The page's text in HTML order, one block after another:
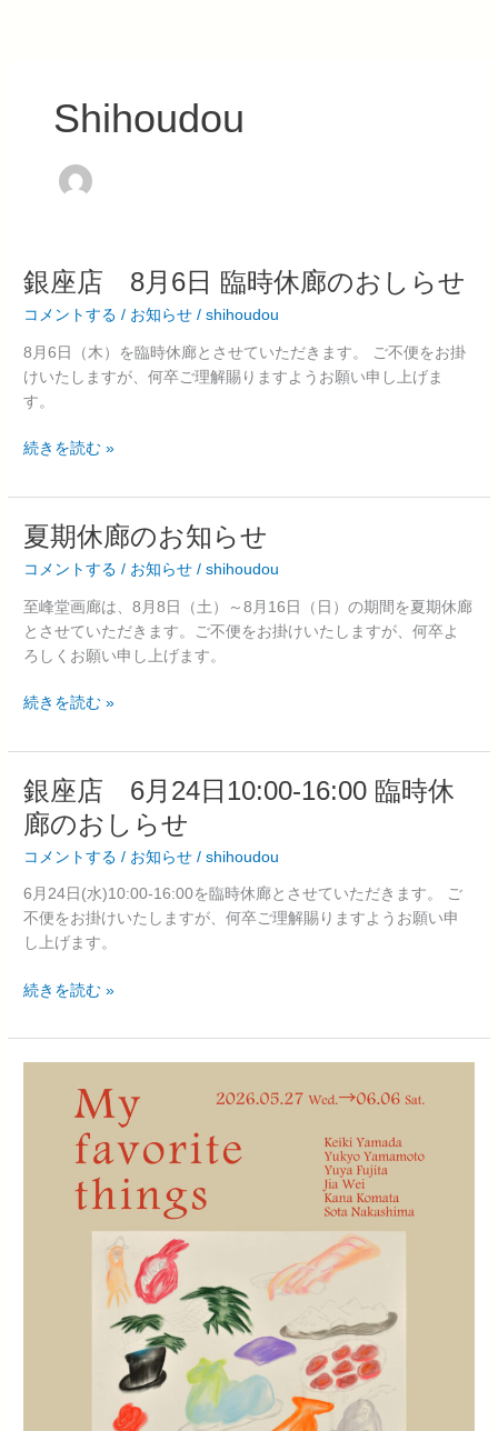
Shihoudou
銀座店 8月6日 臨時休廊のおしらせ
コメントする / お知らせ /shihoudou
8月6日（木）を臨時休廊とさせていただきます。 ご不便をお掛
けいたしますが、何卒ご理解賜りますようお願い申し上げま
す。
銀
店
8
月
6
臨
休
廊
の
お
ら
せ
続きを読む »
夏期休廊のお知らせ
コメントする / お知らせ /shihoudou
至峰堂画廊は、8月8日（土）～8月16日（日）の期間を夏期休廊
とさせていただきます。ご不便をお掛けいたしますが、何卒よ
ろしくお願い申し上げます。
夏
休
廊
の
お
ら
続きを読む »
銀座店 6月24日10:00-16:00 臨時休
廊のおしらせ
コメントする / お知らせ /shihoudou
6月24日(水)10:00-16:00を臨時休廊とさせていただきます。 ご
不便をお掛けいたしますが、何卒ご理解賜りますようお願い申
し上げます。
銀
座
店
6
月
24
10:00-
16:00
続きを読む »
2026「My